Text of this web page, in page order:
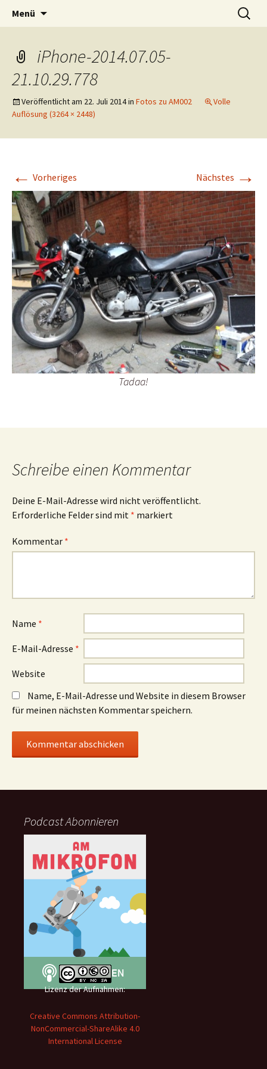
Am Mikrofon
Interviews in freier WIldbahn
Menü
Suchen
nach:
iPhone-2014.07.05-
21.10.29.778
Veröffentlicht am 22. Juli 2014in Fotos zu AM002
Volle
Auflösung (3264 × 2448)
← Vorheriges Nächstes →
Tadaa!
Schreibe einen Kommentar
Deine E-Mail-Adresse wird nicht veröffentlicht.
Erforderliche Felder sind mit * markiert
Kommentar *
Name *
E-Mail-Adresse *
Website
Name, E-Mail-Adresse und Website in diesem Browser
für meinen nächsten Kommentar speichern.
Podcast Abonnieren
Lizenz der Aufnahmen:
Creative Commons Attribution-
NonCommercial-ShareAlike 4.0
International License